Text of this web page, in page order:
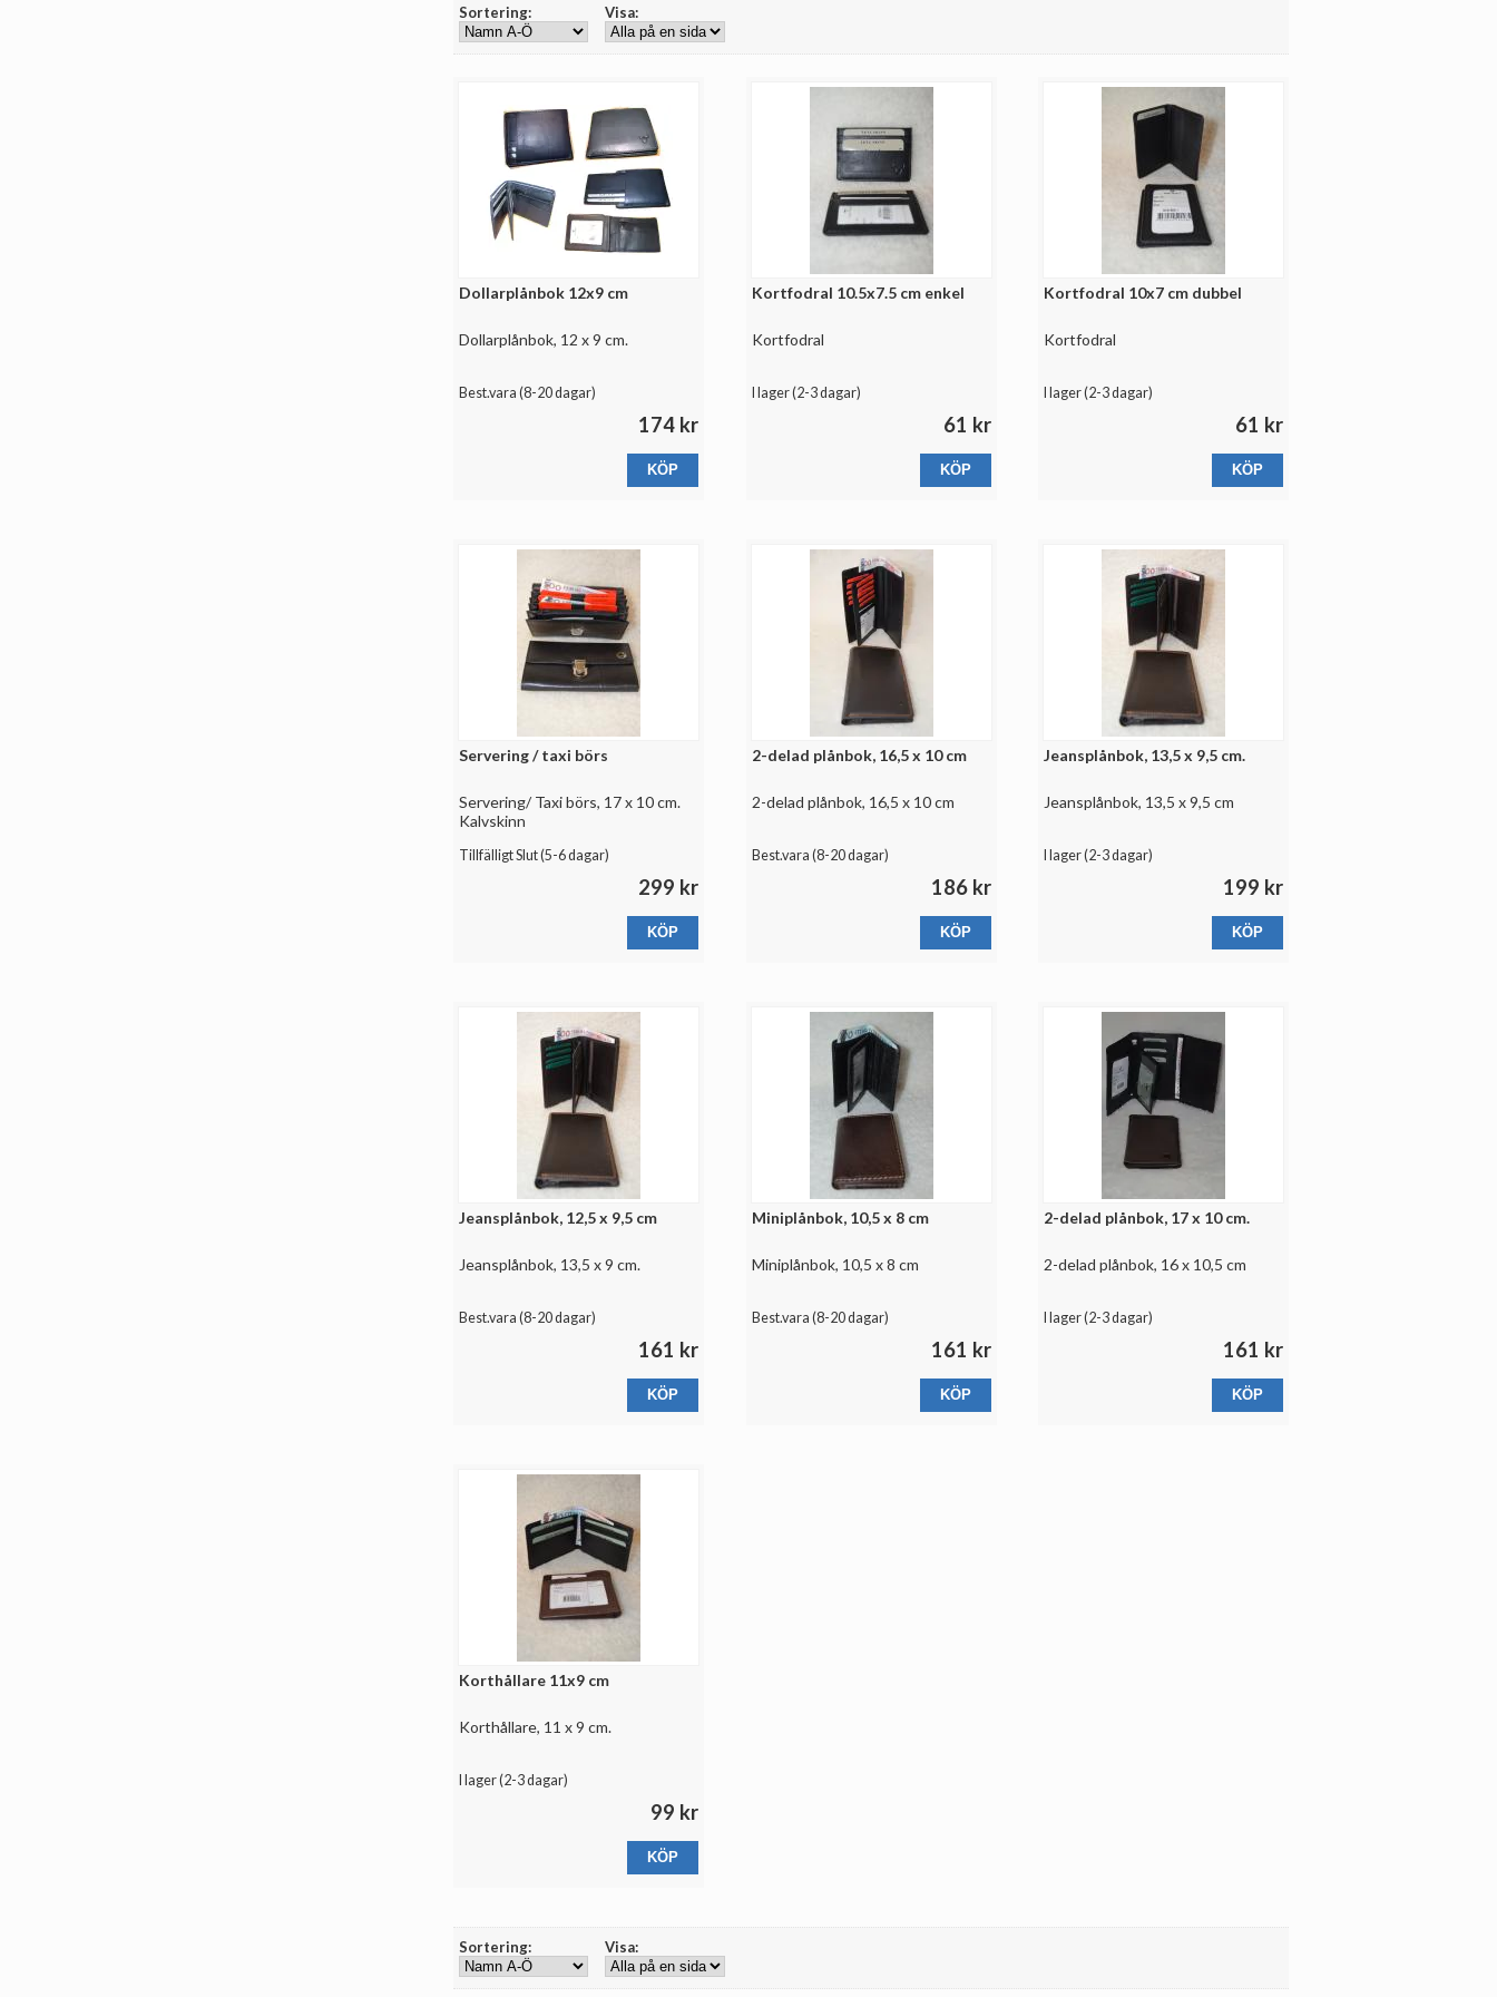
Sortering: Visa:
Dollarplånbok 12x9 cm
Dollarplånbok, 12 x 9 cm.
Best.vara (8-20 dagar)
174 kr
Kortfodral 10.5x7.5 cm enkel
Kortfodral
I lager (2-3 dagar)
61 kr
Kortfodral 10x7 cm dubbel
Kortfodral
I lager (2-3 dagar)
61 kr
Servering / taxi börs
Servering/ Taxi börs, 17 x 10 cm.
Kalvskinn
Tillfälligt Slut (5-6 dagar)
299 kr
2-delad plånbok, 16,5 x 10 cm
2-delad plånbok, 16,5 x 10 cm
Best.vara (8-20 dagar)
186 kr
Jeansplånbok, 13,5 x 9,5 cm.
Jeansplånbok, 13,5 x 9,5 cm
I lager (2-3 dagar)
199 kr
Jeansplånbok, 12,5 x 9,5 cm
Jeansplånbok, 13,5 x 9 cm.
Best.vara (8-20 dagar)
161 kr
Miniplånbok, 10,5 x 8 cm
Miniplånbok, 10,5 x 8 cm
Best.vara (8-20 dagar)
161 kr
2-delad plånbok, 17 x 10 cm.
2-delad plånbok, 16 x 10,5 cm
I lager (2-3 dagar)
161 kr
Korthållare 11x9 cm
Korthållare, 11 x 9 cm.
I lager (2-3 dagar)
99 kr
Sortering: Visa: